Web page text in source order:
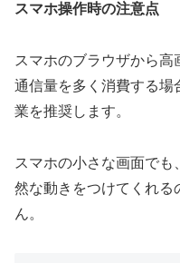
スマホ操作時の注意点
スマホのブラウザから
通信量を多く消費する
業を推奨します。
スマホの小さな画面で
然な動きをつけてくれる
ん。